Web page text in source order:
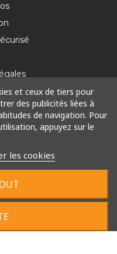
réservés
et ceux de tiers pour
des publicités liées à
de navigation. Pour
appuyez sur le
les cookies